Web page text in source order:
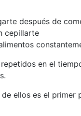
después de
cepillarte
en el
ellos es el primer